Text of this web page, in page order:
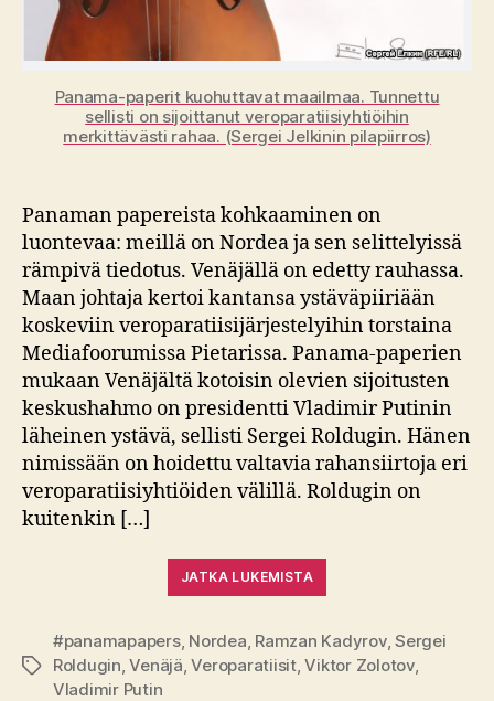
Panama-paperit kuohuttavat maailmaa. Tunnettu
sellisti on sijoittanut veroparatiisiyhtiöihin
merkittävästi rahaa. (Sergei Jelkinin pilapiirros)
Panaman papereista kohkaaminen on
luontevaa: meillä on Nordea ja sen selittelyissä
rämpivä tiedotus. Venäjällä on edetty rauhassa.
Maan johtaja kertoi kantansa ystäväpiiriään
koskeviin veroparatiisijärjestelyihin torstaina
Mediafoorumissa Pietarissa. Panama-paperien
mukaan Venäjältä kotoisin olevien sijoitusten
keskushahmo on presidentti Vladimir Putinin
läheinen ystävä, sellisti Sergei Roldugin. Hänen
nimissään on hoidettu valtavia rahansiirtoja eri
veroparatiisiyhtiöiden välillä. Roldugin on
kuitenkin […]
JATKA LUKEMISTA
Avainsanat
#panamapapers, Nordea, Ramzan Kadyrov,Sergei
Roldugin,Venäjä,Veroparatiisit,Viktor Zolotov,
Vladimir Putin